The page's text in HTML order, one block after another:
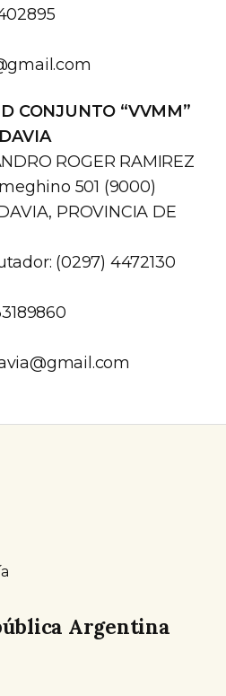
CONJUNTO “VVMM”
ROGER RAMIREZ
501 (9000)
PROVINCIA DE
(0297) 4472130
Argentina